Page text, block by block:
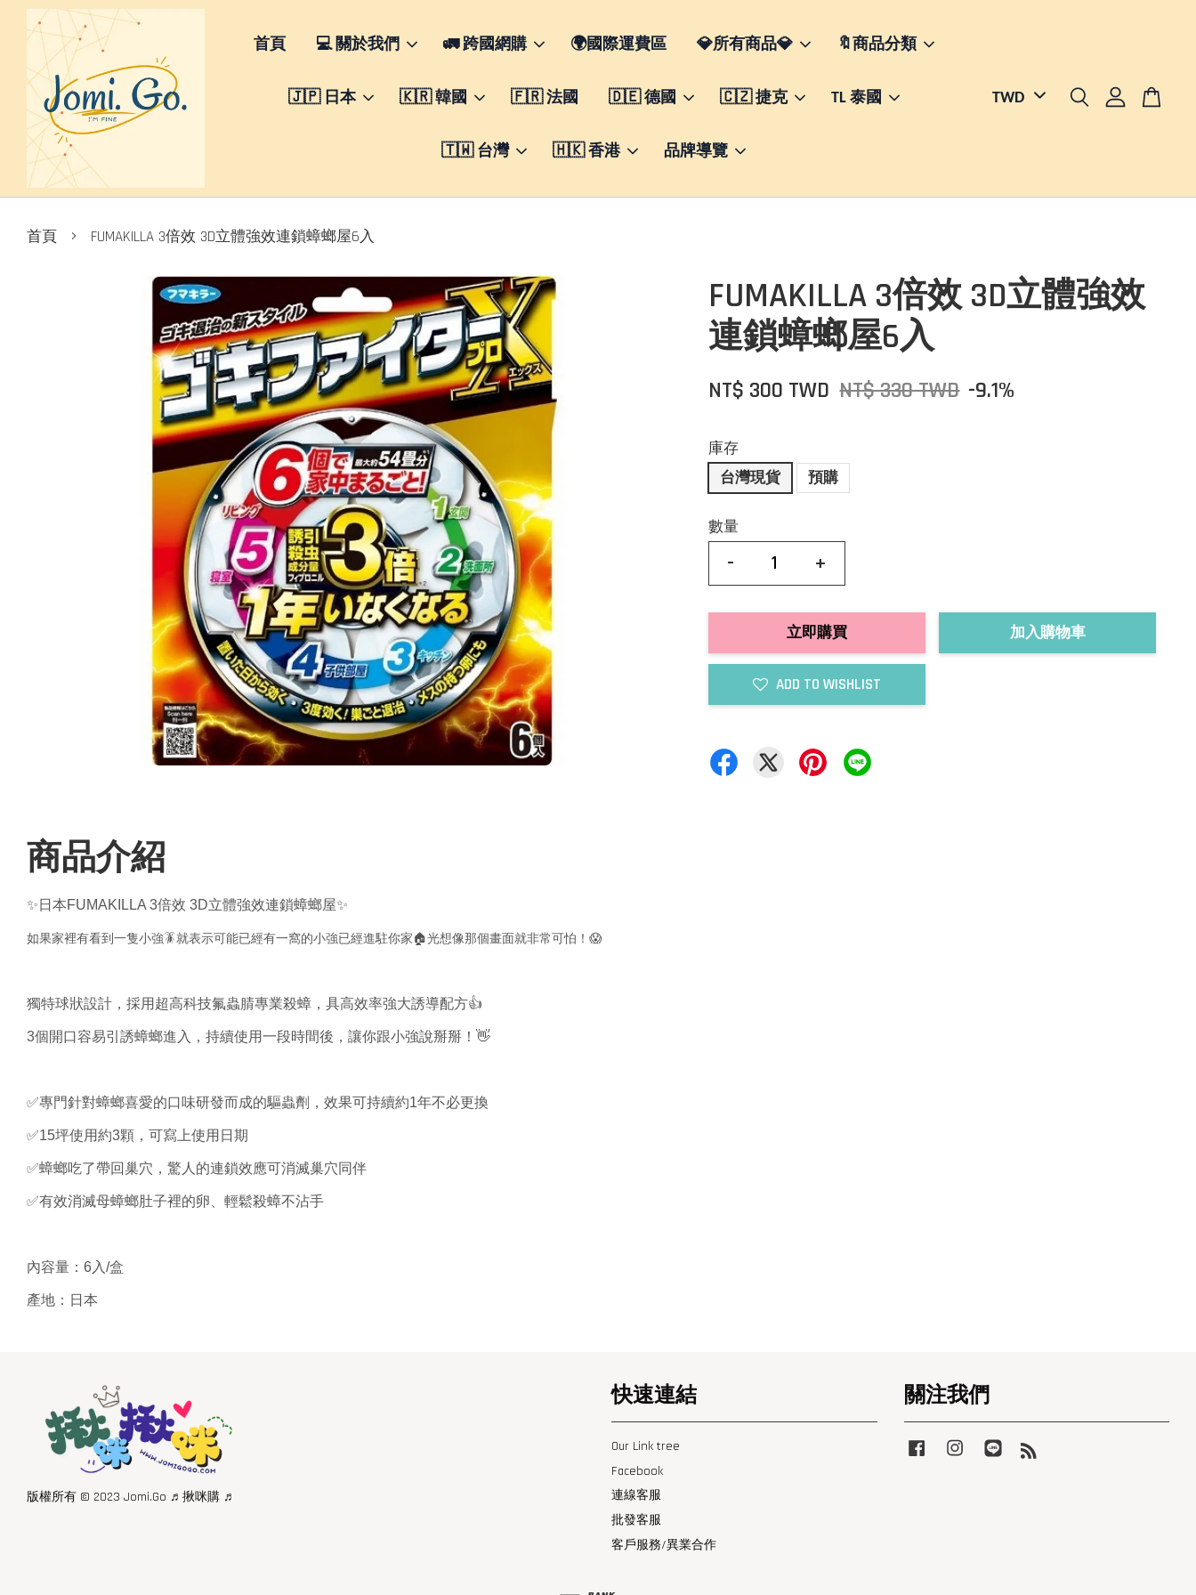
首頁 💻 關於我們 🚛 跨國網購 🌍國際運費區 💎所有商品💎 🔖商品分類
🇯🇵 日本 🇰🇷 韓國 🇫🇷 法國 🇩🇪 德國 🇨🇿 捷克 TL 泰國
🇹🇼 台灣 🇭🇰 香港 品牌導覽
首頁 › FUMAKILLA 3倍效 3D立體強效連鎖蟑螂屋6入
FUMAKILLA 3倍效 3D立體強效
連鎖蟑螂屋6入
NT$ 300 TWD NT$ 330 TWD -9.1%
庫存
台灣現貨
預購
數量
- +
立即購買 加入購物車
ADD TO WISHLIST
商品介紹
✨日本FUMAKILLA 3倍效 3D立體強效連鎖蟑螂屋✨
如果家裡有看到一隻小強🪳就表示可能已經有一窩的小強已經進駐你家🏠光想像那個畫面就非常可怕！😱
獨特球狀設計，採用超高科技氟蟲腈專業殺蟑，具高效率強大誘導配方👍
3個開口容易引誘蟑螂進入，持續使用一段時間後，讓你跟小強說掰掰！👋
✅專門針對蟑螂喜愛的口味研發而成的驅蟲劑，效果可持續約1年不必更換
✅15坪使用約3顆，可寫上使用日期
✅蟑螂吃了帶回巢穴，驚人的連鎖效應可消滅巢穴同伴
✅有效消滅母蟑螂肚子裡的卵、輕鬆殺蟑不沾手
內容量：6入/盒
產地：日本
版權所有 © 2023 Jomi.Go ♬揪咪購 ♬
快速連結
Our Link tree
Facebook
連線客服
批發客服
客戶服務/異業合作
關注我們
FacebookInstagramLine